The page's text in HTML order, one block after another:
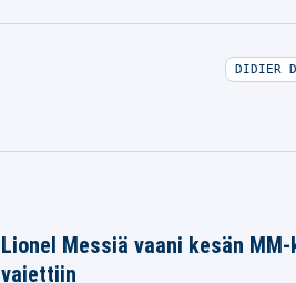
DIDIER
Lionel Messiä vaani kesän
vaiettiin